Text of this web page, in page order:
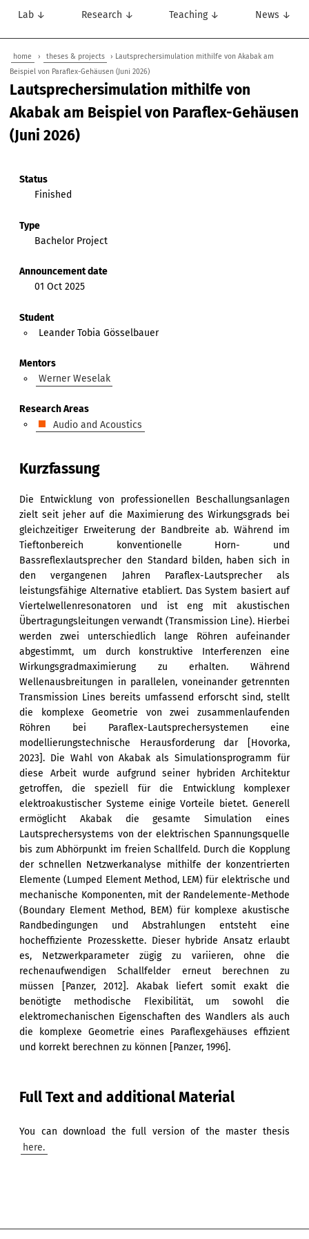
Lab ↓ Research ↓ Teaching ↓ News ↓
home › theses & projects
› Lautsprechersimulation mithilfe von Akabak am
Beispiel von Paraflex-Gehäusen (Juni 2026)
Lautsprechersimulation mithilfe von
Akabak am Beispiel von Paraflex-Gehäusen
(Juni 2026)
Status
Finished
Type
Bachelor Project
Announcement date
01 Oct 2025
Student
Leander Tobia Gösselbauer
Mentors
Werner Weselak
Research Areas
Audio and Acoustics
Kurzfassung
Die Entwicklung von professionellen Beschallungsanlagen
zielt seit jeher auf die Maximierung des Wirkungsgrads bei
gleichzeitiger Erweiterung der Bandbreite ab. Während im
Tieftonbereich konventionelle Horn- und
Bassreflexlautsprecher den Standard bilden, haben sich in
den vergangenen Jahren Paraflex-Lautsprecher als
leistungsfähige Alternative etabliert. Das System basiert auf
Viertelwellenresonatoren und ist eng mit akustischen
Übertragungsleitungen verwandt (Transmission Line). Hierbei
werden zwei unterschiedlich lange Röhren aufeinander
abgestimmt, um durch konstruktive Interferenzen eine
Wirkungsgradmaximierung zu erhalten. Während
Wellenausbreitungen in parallelen, voneinander getrennten
Transmission Lines bereits umfassend erforscht sind, stellt
die komplexe Geometrie von zwei zusammenlaufenden
Röhren bei Paraflex-Lautsprechersystemen eine
modellierungstechnische Herausforderung dar [Hovorka,
2023]. Die Wahl von Akabak als Simulationsprogramm für
diese Arbeit wurde aufgrund seiner hybriden Architektur
getroffen, die speziell für die Entwicklung komplexer
elektroakustischer Systeme einige Vorteile bietet. Generell
ermöglicht Akabak die gesamte Simulation eines
Lautsprechersystems von der elektrischen Spannungsquelle
bis zum Abhörpunkt im freien Schallfeld. Durch die Kopplung
der schnellen Netzwerkanalyse mithilfe der konzentrierten
Elemente (Lumped Element Method, LEM) für elektrische und
mechanische Komponenten, mit der Randelemente-Methode
(Boundary Element Method, BEM) für komplexe akustische
Randbedingungen und Abstrahlungen entsteht eine
hocheffiziente Prozesskette. Dieser hybride Ansatz erlaubt
es, Netzwerkparameter zügig zu variieren, ohne die
rechenaufwendigen Schallfelder erneut berechnen zu
müssen [Panzer, 2012]. Akabak liefert somit exakt die
benötigte methodische Flexibilität, um sowohl die
elektromechanischen Eigenschaften des Wandlers als auch
die komplexe Geometrie eines Paraflexgehäuses effizient
und korrekt berechnen zu können [Panzer, 1996].
Full Text and additional Material
You can download the full version of the master thesis
here.